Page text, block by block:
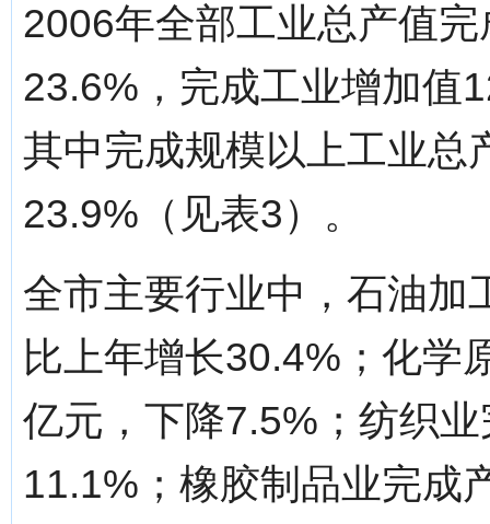
2006年全部工业总产值
23.6%，完成工业增加值
其中完成规模以上工业总
23.9%（见表3）。
全市主要行业中，石油加
比上年增长30.4%；化学
亿元，下降7.5%；纺织
11.1%；橡胶制品业完成